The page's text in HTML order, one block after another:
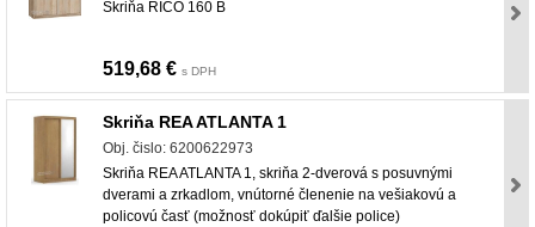
Skriňa RICO 160 B
519,68 € s DPH
Skriňa REA ATLANTA 1
Obj. čislo: 6200622973
Skriňa REA ATLANTA 1, skriňa 2-dverová s posuvnými
dverami a zrkadlom, vnútorné členenie na vešiakovú a
policovú časť (možnosť dokúpiť ďalšie police)